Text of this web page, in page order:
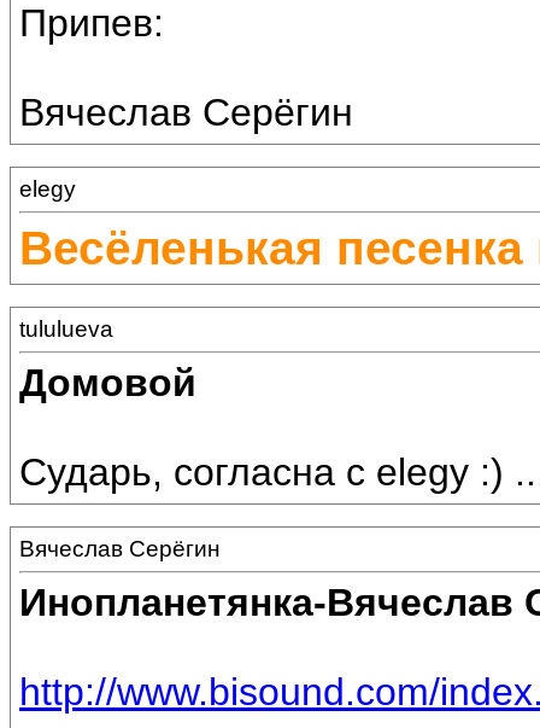
Припев:
Вячеслав Серёгин
elegy
Весёленькая
tululueva
Домовой
Сударь, согласна с elegy :)
Вячеслав Серёгин
Инопланетянка-Вячеслав
http://www.bisound.com/